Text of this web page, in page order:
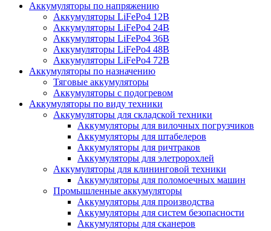
Аккумуляторы по напряжению
Аккумуляторы LiFePo4 12В
Аккумуляторы LiFePo4 24В
Аккумуляторы LiFePo4 36В
Аккумуляторы LiFePo4 48В
Аккумуляторы LiFePo4 72В
Аккумуляторы по назначению
Тяговые аккумуляторы
Аккумуляторы с подогревом
Аккумуляторы по виду техники
Аккумуляторы для складской техники
Аккумуляторы для вилочных погрузчиков
Аккумуляторы для штабелеров
Аккумуляторы для ричтраков
Аккумуляторы для элетророхлей
Аккумуляторы для клининговой техники
Аккумуляторы для поломоечных машин
Промышленные аккумуляторы
Аккумуляторы для производства
Аккумуляторы для систем безопасности
Аккумуляторы для сканеров